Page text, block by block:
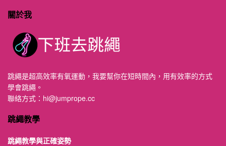
關於我
跳繩是超高效率有氧運動，我要幫你在短時間內，用有效率的方式
學會跳繩。
聯絡方式： hi@jumprope.cc
跳繩教學
跳繩教學與正確姿勢